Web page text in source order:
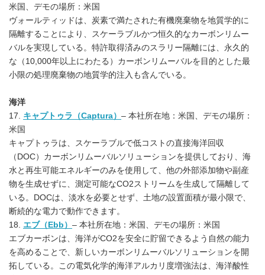
米国、デモの場所：米国
ヴォールティッドは、炭素で満たされた有機廃棄物を地質学的に
隔離することにより、スケーラブルかつ恒久的なカーボンリムー
バルを実現している。特許取得済みのスラリー隔離には、永久的
な（10,000年以上にわたる）カーボンリムーバルを目的とした最
小限の処理廃棄物の地質学的注入も含んでいる。
海洋
17. キャプトゥラ（Captura） – 本社所在地：米国、デモの場所：
米国
キャプトゥラは、スケーラブルで低コストの直接海洋回収
（DOC）カーボンリムーバルソリューションを提供しており、海
水と再生可能エネルギーのみを使用して、他の外部添加物や副産
物を生成せずに、測定可能なCO2ストリームを生成して隔離して
いる。DOCは、淡水を必要とせず、土地の設置面積が最小限で、
断続的な電力で動作できます。
18. エブ（Ebb） – 本社所在地：米国、デモの場所：米国
エブカーボンは、海洋がCO2を安全に貯留できるよう自然の能力
を高めることで、新しいカーボンリムーバルソリューションを開
拓している。この電気化学的海洋アルカリ度増強法は、海洋酸性